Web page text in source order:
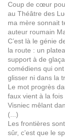
Coup de cœur
au Théâtre des
ma mère sonnait
auteur roumain
C’est là le génie
la route : un
support à de
comédiens qui
glisser ni dans la
Le mot progrès
faux vient à la fois
Visniec mêlant
(...)
Les frontières
sûr, c’est que le